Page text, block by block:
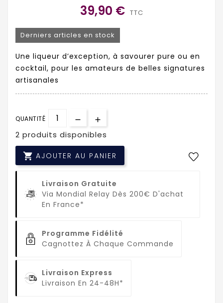
39,90 € TTC
Derniers articles en stock
Une liqueur d’exception, à savourer pure ou en
cocktail, pour les amateurs de belles signatures
artisanales
QUANTITÉ
2 produits disponibles
 AJOUTER AU PANIER
Livraison Gratuite
Via Mondial Relay Dès 200€ D'achat
En France*
Programme Fidélité
Cagnottez À Chaque Commande
Livraison Express
Livraison En 24-48H*